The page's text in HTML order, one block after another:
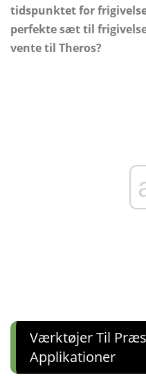
tidspunktet for
perfekte sæt til
vente til Theros?
Værktøjer Til
Applikationer